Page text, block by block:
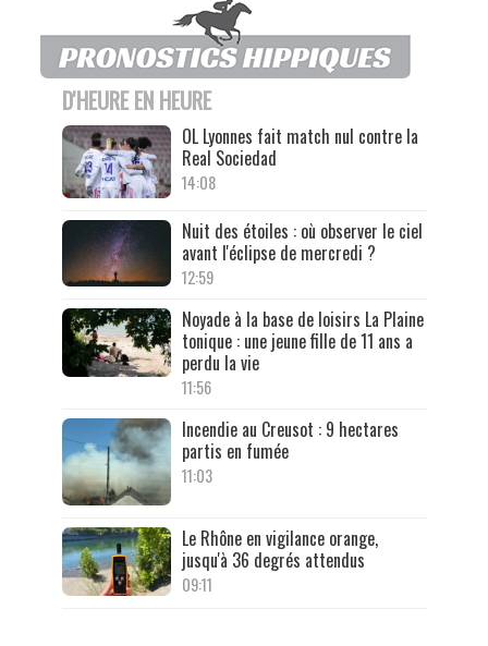
D'HEURE EN HEURE
OL Lyonnes fait match nul contre la
Real Sociedad
14:08
Nuit des étoiles : où observer le ciel
avant l'éclipse de mercredi ?
12:59
Noyade à la base de loisirs La Plaine
tonique : une jeune fille de 11 ans a
perdu la vie
11:56
Incendie au Creusot : 9 hectares
partis en fumée
11:03
Le Rhône en vigilance orange,
jusqu'à 36 degrés attendus
09:11